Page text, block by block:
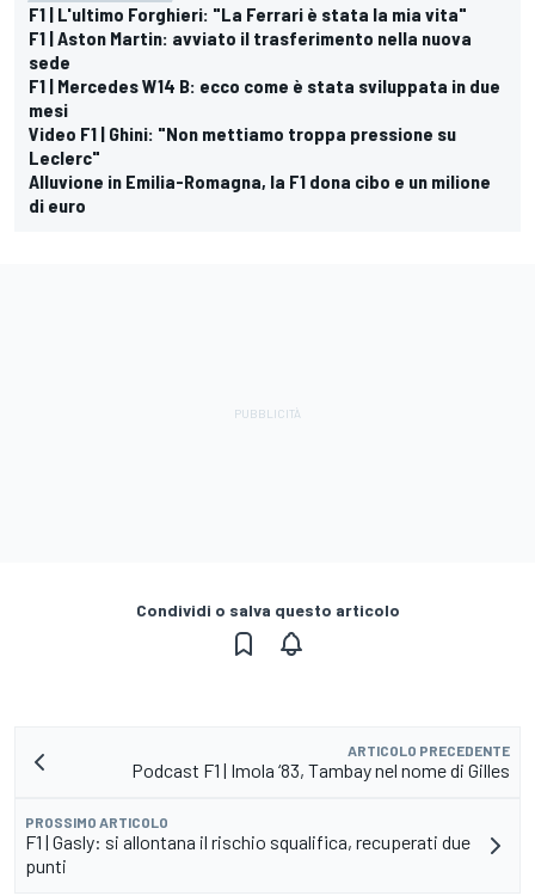
F1 | L'ultimo Forghieri: "La Ferrari è stata la mia vita"
F1 | Aston Martin: avviato il trasferimento nella nuova
sede
F1 | Mercedes W14 B: ecco come è stata sviluppata in due
mesi
Video F1 | Ghini: "Non mettiamo troppa pressione su
Leclerc"
Alluvione in Emilia-Romagna, la F1 dona cibo e un milione
di euro
Condividi o salva questo articolo
ARTICOLO PRECEDENTE
Podcast F1 | Imola ‘83, Tambay nel nome di Gilles
PROSSIMO ARTICOLO
F1 | Gasly: si allontana il rischio squalifica, recuperati due
punti